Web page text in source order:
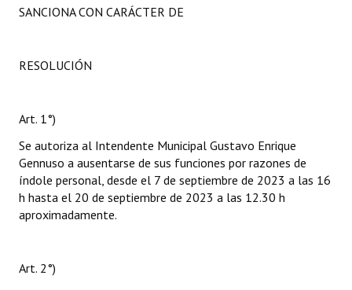
SANCIONA CON CARÁCTER DE
RESOLUCIÓN
Art. 1°)
Se autoriza al Intendente Municipal Gustavo Enrique
Gennuso a ausentarse de sus funciones por razones de
índole personal, desde el 7 de septiembre de 2023 a las 16
h hasta el 20 de septiembre de 2023 a las 12.30 h
aproximadamente.
Art. 2°)